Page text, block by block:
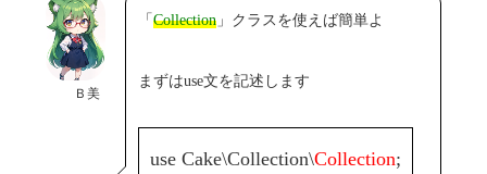
Ｂ美
「Collection」クラスを使えば簡単よ
まずはuse文を記述します
use Cake\Collection\Collection;